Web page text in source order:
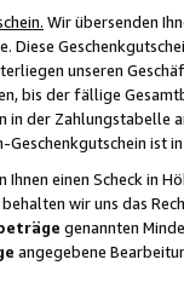
Wir übersenden
Diese
unseren
bis der fällige
in der
ist
Ihnen einen Scheck in
wir uns das
genannten
angegebene